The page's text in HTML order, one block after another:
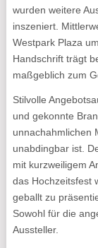
wurden weitere
inszeniert.
Westpark Plaza
Handschrift trägt
maßgeblich zum
Stilvolle
und gekonnte
unnachahmlichen
unabdingbar ist.
mit kurzweiligem
das Hochzeitsfest
geballt zu
Sowohl für die
Aussteller.